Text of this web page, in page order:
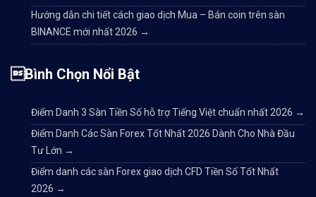
Hướng dẫn chi tiết cách giao dịch Mua – Bán coin trên sàn
BINANCE mới nhất 2026 →
Bình Chọn Nổi Bật
Điểm Danh 3 Sàn Tiền Số hỗ trợ Tiếng Việt chuẩn nhất 2026 →
Điểm Danh Các Sàn Forex Tốt Nhất 2026 Dành Cho Nhà Đầu
Tư Lớn →
Điểm danh các sàn Forex giao dịch CFD Tiền Số Tốt Nhất
2026 →